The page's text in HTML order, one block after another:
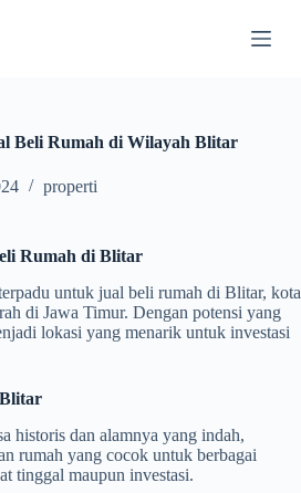
Beli Rumah di Wilayah Blitar
properti
Rumah di Blitar
untuk jual beli rumah di Blitar, kota
di Jawa Timur. Dengan potensi yang
lokasi yang menarik untuk investasi
historis dan alamnya yang indah,
rumah yang cocok untuk berbagai
tinggal maupun investasi.